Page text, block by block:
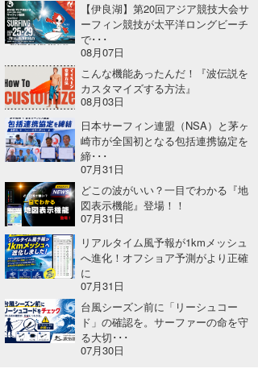
【伊良湖】第20回アジア競技大会サ
ーフィン競技が太平洋ロングビーチ
で･･･
08月07日
こんな機能あったんだ！『波伝説を
カスタマイズする方法』
08月03日
日本サーフィン連盟（NSA）と茅ヶ
崎市が全国初となる包括連携協定を
締･･･
07月31日
どこの波がいい？一目でわかる『地
図表示機能』登場！！
07月31日
リアルタイム風予報が1kmメッシュ
へ進化！オフショア予測がより正確
に
07月31日
台風シーズン前に「リーシュコー
ド」の確認を。サーファーの命を守
る大切･･･
07月30日
YUKI☆
たっちー
ハンマー
まっきー
三輪予報士
小川予報士
上田純子
上條将美
唐澤予報士
SancheZ
ゴン